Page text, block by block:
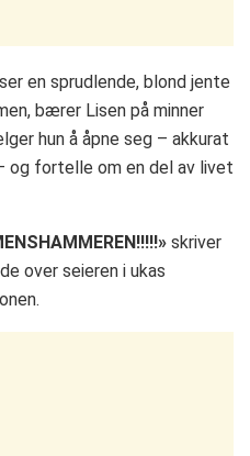
en sprudlende, blond jente
bærer Lisen på minner
hun å åpne seg – akkurat
og fortelle om en del av livet
skriver
over seieren i ukas